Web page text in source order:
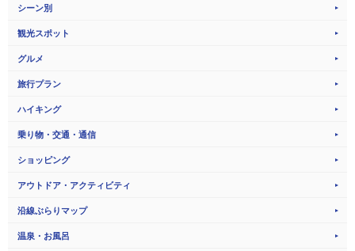
シーン別
観光スポット
グルメ
旅行プラン
ハイキング
乗り物・交通・通信
ショッピング
アウトドア・アクティビティ
沿線ぶらりマップ
温泉・お風呂